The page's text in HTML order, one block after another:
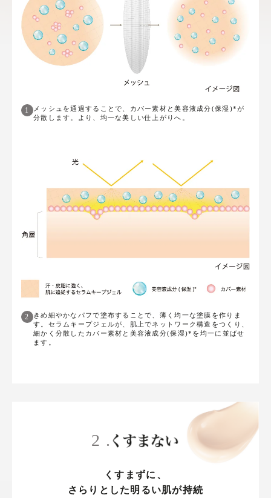
1
メッシュを通過することで、カバー素材と美容液成分(保湿)*が
分散します。より、均一な美しい仕上がりへ。
2
きめ細やかなパフで塗布することで、薄く均一な塗膜を作りま
す。セラムキープジェルが、肌上でネットワーク構造をつくり、
細かく分散したカバー素材と美容液成分(保湿)*を均一に並ばせ
ます。
2 .
くすまずに、
さらりとした明るい肌が持続